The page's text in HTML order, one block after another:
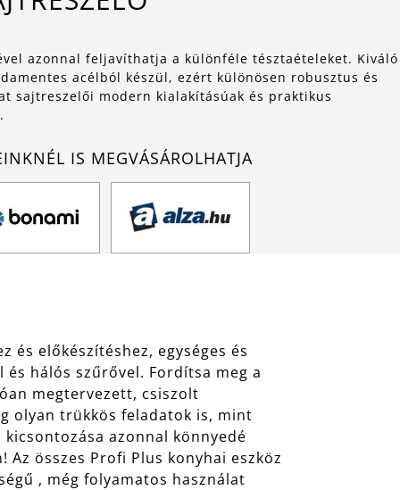
azonnal feljavíthatja a különféle tésztaételeket. Kiváló
acélból készül, ezért különösen robusztus és
sajtreszelői modern kialakításúak és praktikus
IS MEGVÁSÁROLHATJA
és előkészítéshez, egységes és
hálós szűrővel. Fordítsa meg a
megtervezett, csiszolt
olyan trükkös feladatok is, mint
azonnal könnyedé
összes Profi Plus konyhai eszköz
, még folyamatos használat